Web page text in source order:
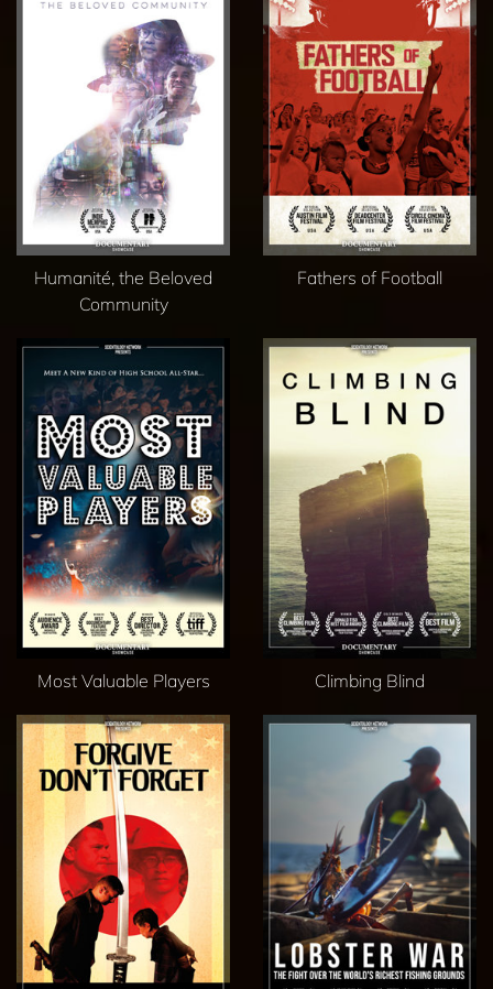
Humanité, the Beloved
Community
Fathers of Football
Most Valuable Players Climbing Blind